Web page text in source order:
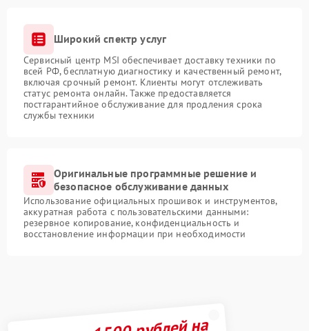
Широкий спектр услуг
Сервисный центр MSI обеспечивает доставку техники по
всей РФ, бесплатную диагностику и качественный ремонт,
включая срочный ремонт. Клиенты могут отслеживать
статус ремонта онлайн. Также предоставляется
постгарантийное обслуживание для продления срока
службы техники
Оригинальные программные решение и
безопасное обслуживание данных
Использование официальных прошивок и инструментов,
аккуратная работа с пользовательскими данными:
резервное копирование, конфиденциальность и
восстановление информации при необходимости